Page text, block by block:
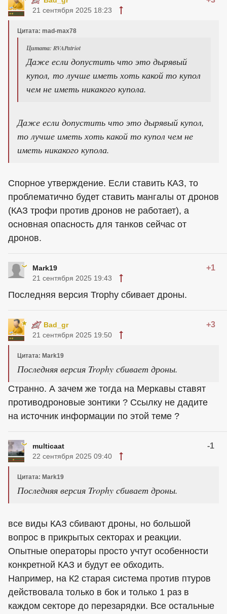
21 сентября 2025 18:23
Цитата: mad-max78
Цитата: RVAPatriot
Даже если допустить что это дырявый
купол, то лучше иметь хоть какой то купол
чем не иметь никакого купола.
Даже если допустить что это дырявый купол,
то лучше иметь хоть какой то купол чем не
иметь никакого купола.
Спорное утверждение. Если ставить КАЗ, то
проблематично будет ставить мангалы от дронов
(КАЗ трофи против дронов не работает), а
основная опасность для танков сейчас от
дронов.
Mark19 +1
21 сентября 2025 19:43
Последняя версия Trophy сбивает дроны.
Bad_gr +3
21 сентября 2025 19:50
Цитата: Mark19
Последняя версия Trophy сбивает дроны.
Странно. А зачем же тогда на Меркавы ставят
противодроновые зонтики ? Ссылку не дадите
на источник информации по этой теме ?
multicaat -1
22 сентября 2025 09:40
Цитата: Mark19
Последняя версия Trophy сбивает дроны.
все виды КАЗ сбивают дроны, но большой
вопрос в прикрытых секторах и реакции.
Опытные операторы просто учтут особенности
конкретной КАЗ и будут ее обходить.
Например, на К2 старая система против птуров
действовала только в бок и только 1 раз в
каждом секторе до перезарядки. Все остальные